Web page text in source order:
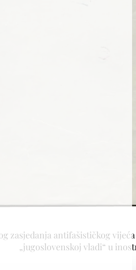
zasjedanja antifašističkog
„jugoslovenskoj vladi“ u